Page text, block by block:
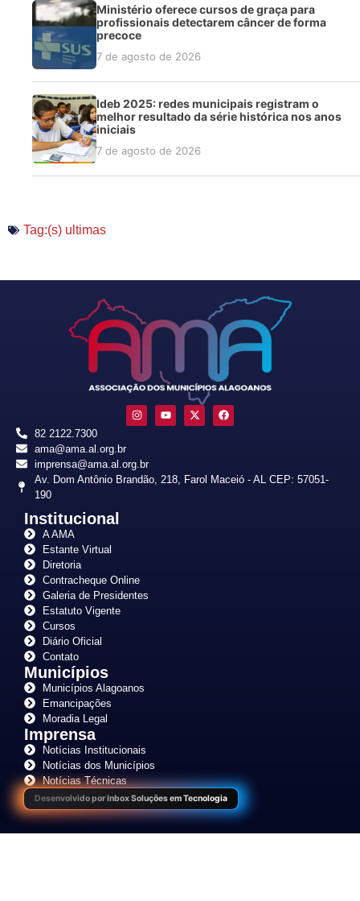
Ministério oferece cursos de graça para
profissionais detectarem câncer de forma
precoce
7 de agosto de 2026
Ideb 2025: redes municipais registram o
melhor resultado da série histórica nos anos
iniciais
7 de agosto de 2026
Tag:(s) ultimas
82 2122.7300
ama@ama.al.org.br
imprensa@ama.al.org.br
Av. Dom Antônio Brandão, 218, Farol Maceió - AL CEP: 57051-
190
Institucional
A AMA
Estante Virtual
Diretoria
Contracheque Online
Galeria de Presidentes
Estatuto Vigente
Cursos
Diário Oficial
Contato
Municípios
Municípios Alagoanos
Emancipações
Moradia Legal
Imprensa
Notícias Institucionais
Notícias dos Municípios
Notícias Técnicas
Desenvolvido por Inbox Soluções em Tecnologia